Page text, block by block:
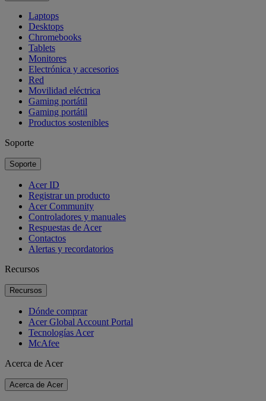
Laptops
Desktops
Chromebooks
Tablets
Monitores
Electrónica y accesorios
Red
Movilidad eléctrica
Gaming portátil
Gaming portátil
Productos sostenibles
Soporte
Soporte
Acer ID
Registrar un producto
Acer Community
Controladores y manuales
Respuestas de Acer
Contactos
Alertas y recordatorios
Recursos
Recursos
Dónde comprar
Acer Global Account Portal
Tecnologías Acer
McAfee
Acerca de Acer
Acerca de Acer